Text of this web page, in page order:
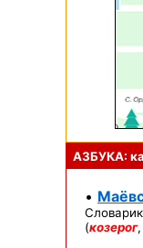
АЗБУКА:
•
(козерог,